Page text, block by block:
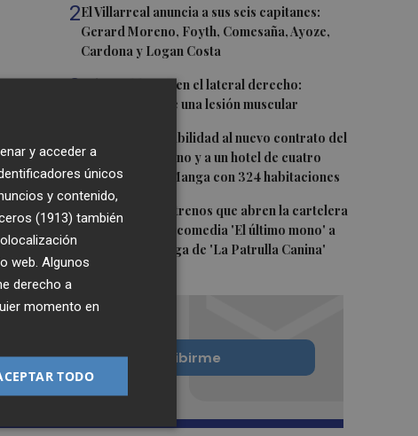
2El Villarreal anuncia a sus seis capitanes:
Gerard Moreno, Foyth, Comesaña, Ayoze,
Cardona y Logan Costa
3Más problemas en el lateral derecho:
Monferrer sufre una lesión muscular
San Javier da viabilidad al nuevo contrato del
transporte urbano y a un hotel de cuatro
estrellas en La Manga con 324 habitaciones
5 Estos son los estrenos que abren la cartelera
en agosto: de la comedia 'El último mono' a
una nueva entrega de 'La Patrulla Canina'
Quiero suscribirme
y acceder a
únicos
y contenido,
(1913) también
web. Algunos
derecho a
momento en
TODO